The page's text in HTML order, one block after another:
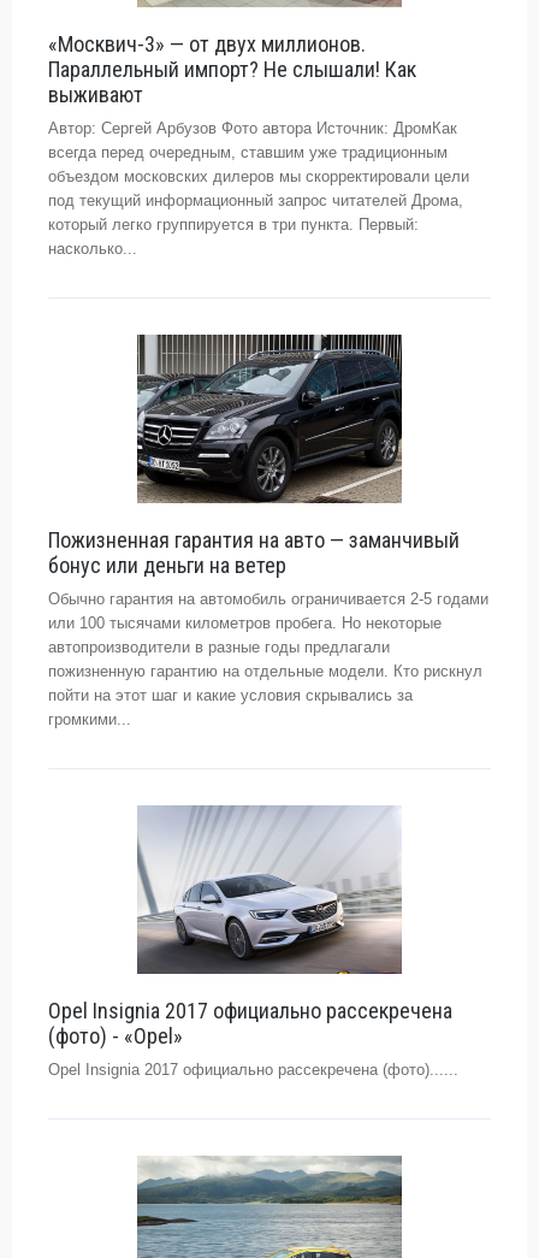
«Москвич-3» — от двух миллионов.
Параллельный импорт? Не слышали! Как
выживают
Автор: Сергей Арбузов Фото автора Источник: ДромКак
всегда перед очередным, ставшим уже традиционным
объездом московских дилеров мы скорректировали цели
под текущий информационный запрос читателей Дрома,
который легко группируется в три пункта. Первый:
насколько...
Пожизненная гарантия на авто — заманчивый
бонус или деньги на ветер
Обычно гарантия на автомобиль ограничивается 2-5 годами
или 100 тысячами километров пробега. Но некоторые
автопроизводители в разные годы предлагали
пожизненную гарантию на отдельные модели. Кто рискнул
пойти на этот шаг и какие условия скрывались за
громкими...
Opel Insignia 2017 официально рассекречена
(фото) - «Opel»
Opel Insignia 2017 официально рассекречена (фото)......